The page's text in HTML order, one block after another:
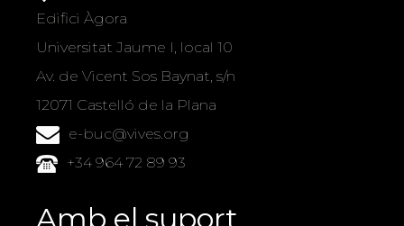
Edifici Àgora
Universitat Jaume I, local 10
Av. de Vicent Sos Baynat, s/n
12071 Castelló de la Plana
e-buc@vives.org
+34 964 72 89 93
Amb el suport